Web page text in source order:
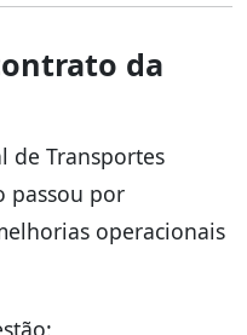
da
de Transportes
passou por
operacionais